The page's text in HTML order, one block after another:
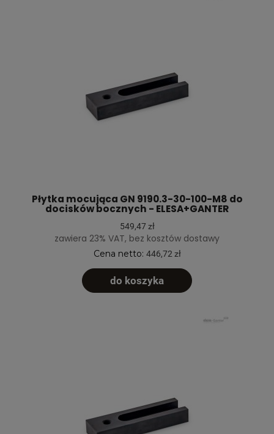
Płytka mocująca GN 9190.3-30-100-M8 do
docisków bocznych - ELESA+GANTER
549,47 zł
zawiera 23% VAT, bez kosztów dostawy
Cena netto: 446,72 zł
do koszyka